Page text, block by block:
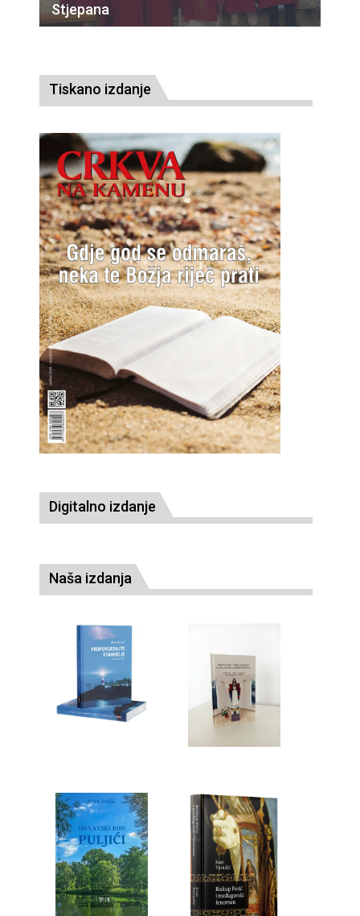
Stjepana
Tiskano izdanje
Digitalno izdanje
Naša izdanja